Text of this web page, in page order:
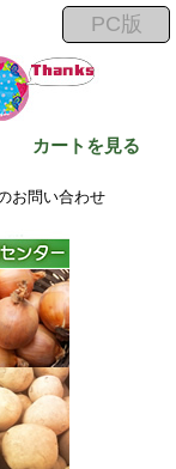
カートを見る
お問い合わせ